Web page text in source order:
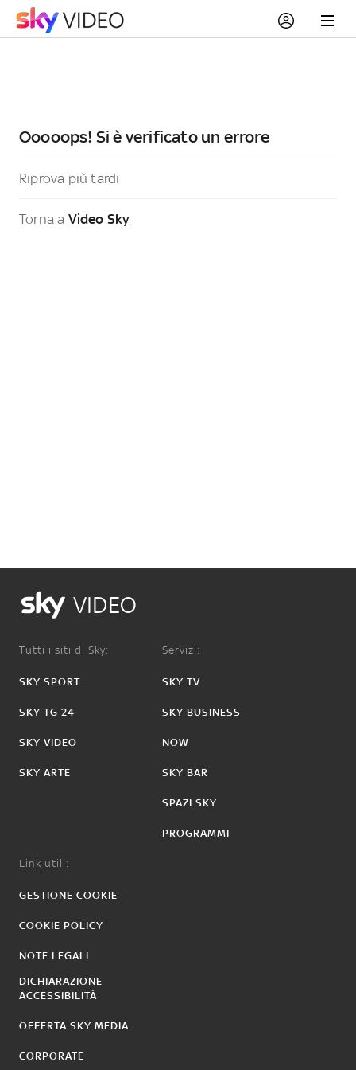
Ooooops! Si è verificato un errore
Riprova più tardi
Torna a Video Sky
VIDEO
Tutti i siti di Sky:
SKY SPORT
SKY TG 24
SKY VIDEO
SKY ARTE
Servizi:
SKY TV
SKY BUSINESS
NOW
SKY BAR
SPAZI SKY
PROGRAMMI
Link utili:
GESTIONE COOKIE
COOKIE POLICY
NOTE LEGALI
DICHIARAZIONE
ACCESSIBILITÀ
OFFERTA SKY MEDIA
CORPORATE